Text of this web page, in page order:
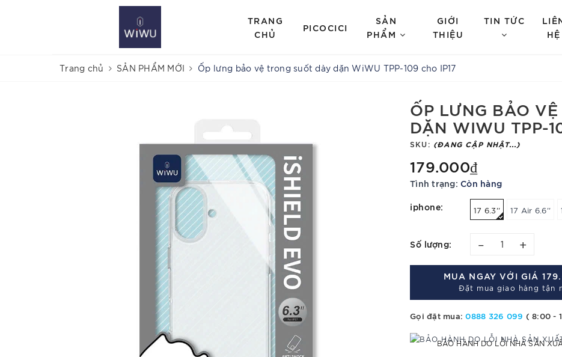
TRANG
CHỦ
PICOCICI
SẢN
PHẨM
GIỚI
THIỆU
TIN TỨC
HỆ
Trang chủ SẢN PHẨM MỚI Ốp lưng bảo vệ trong suốt dày dặn WiWU TPP-109 cho IP17
ỐP LƯNG BẢO
DẶN WIWU TPP-
SKU: (ĐANG CẬP NHẬT...)
179.000₫
Tình trạng: Còn hàng
iphone: 17 6.3'' 17 Air 6.6''
Số lượng: – +
MUA NGAY VỚI GIÁ
Đặt mua giao hàng tận
Gọi đặt mua:0888 326 099 ( 8:00 -
BẢO HÀNH DO LỖI NHÀ SẢN